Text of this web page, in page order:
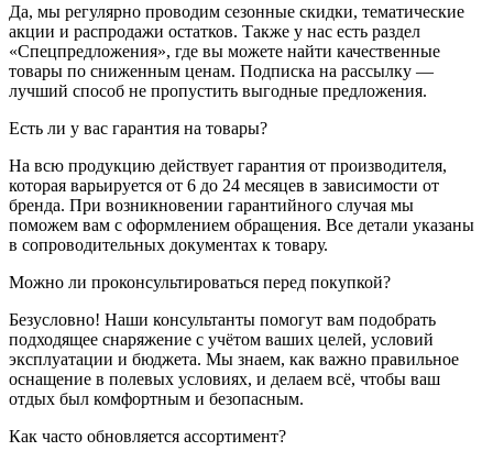
Да, мы регулярно проводим сезонные скидки, тематические
акции и распродажи остатков. Также у нас есть раздел
«Спецпредложения», где вы можете найти качественные
товары по сниженным ценам. Подписка на рассылку —
лучший способ не пропустить выгодные предложения.
Есть ли у вас гарантия на товары?
На всю продукцию действует гарантия от производителя,
которая варьируется от 6 до 24 месяцев в зависимости от
бренда. При возникновении гарантийного случая мы
поможем вам с оформлением обращения. Все детали указаны
в сопроводительных документах к товару.
Можно ли проконсультироваться перед покупкой?
Безусловно! Наши консультанты помогут вам подобрать
подходящее снаряжение с учётом ваших целей, условий
эксплуатации и бюджета. Мы знаем, как важно правильное
оснащение в полевых условиях, и делаем всё, чтобы ваш
отдых был комфортным и безопасным.
Как часто обновляется ассортимент?